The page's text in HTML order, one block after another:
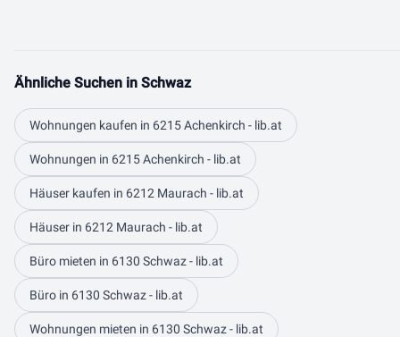
Ähnliche Suchen in Schwaz
Wohnungen kaufen in 6215 Achenkirch - lib.at
Wohnungen in 6215 Achenkirch - lib.at
Häuser kaufen in 6212 Maurach - lib.at
Häuser in 6212 Maurach - lib.at
Büro mieten in 6130 Schwaz - lib.at
Büro in 6130 Schwaz - lib.at
Wohnungen mieten in 6130 Schwaz - lib.at